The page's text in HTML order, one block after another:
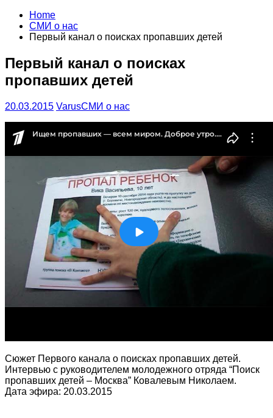
Home
СМИ о нас
Первый канал о поисках пропавших детей
Первый канал о поисках
пропавших детей
20.03.2015 VarusСМИ о нас
Сюжет Первого канала о поисках пропавших детей.
Интервью с руководителем молодежного отряда “Поиск
пропавших детей – Москва” Ковалевым Николаем.
Дата эфира: 20.03.2015